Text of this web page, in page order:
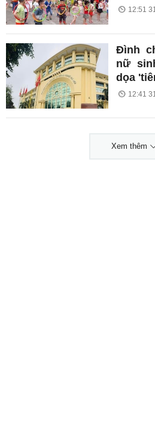
12:51
Đình
nữ
dọa
12:41
Xem thêm